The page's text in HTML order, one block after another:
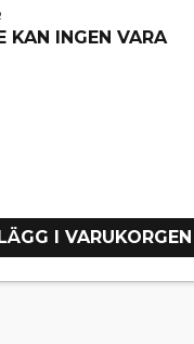
KAN INGEN VARA
LÄGG I VARUKORGEN